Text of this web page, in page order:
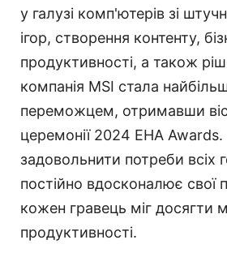
у галузі комп'ютерів зі
ігор, створення контенту,
продуктивності, а також
компанія MSI стала
переможцем, отримавши
церемонії 2024 EHA Awards.
задовольнити потреби всіх
постійно вдосконалює свої
кожен гравець міг досягти
продуктивності.